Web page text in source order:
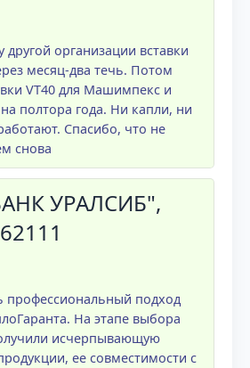
другой организации вставки
месяц-два течь. Потом
VT40 для Машимпекс и
полтора года. Ни капли, ни
Спасибо, что не
снова
УРАЛСИБ",
профессиональный подход
На этапе выбора
исчерпывающую
ее совместимости с